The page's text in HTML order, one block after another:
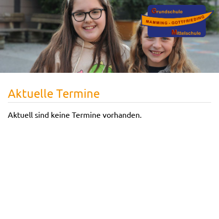
Aktuelle Termine
Aktuell sind keine Termine vorhanden.